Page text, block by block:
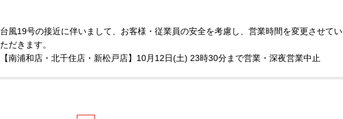
台風19号の接近に伴いまして、お客様・従業員の安全を考慮し、営業時間を変更させてい
ただきます。
【南浦和店・北千住店・新松戸店】 10月12日(土) 23時30分まで営業・深夜営業中止